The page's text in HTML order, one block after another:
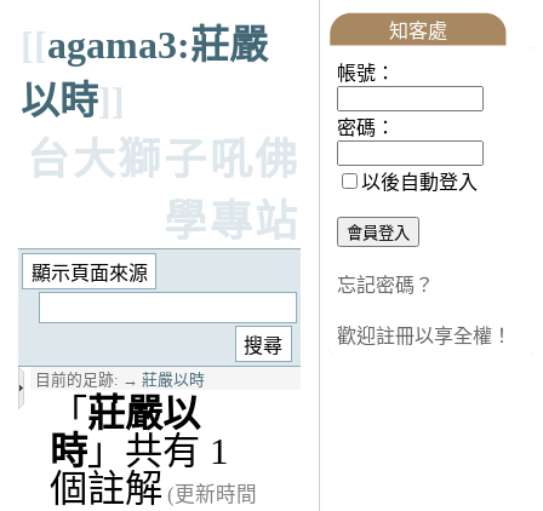
[[agama3:莊嚴
以時]]
台大獅子吼佛
學專站
目前的足跡: → 莊嚴以時
「 莊嚴以
時」共有 1
個註解 (更新時間
知客處
帳號：
密碼：
以後自動登入
忘記密碼？
歡迎註冊以享全權！